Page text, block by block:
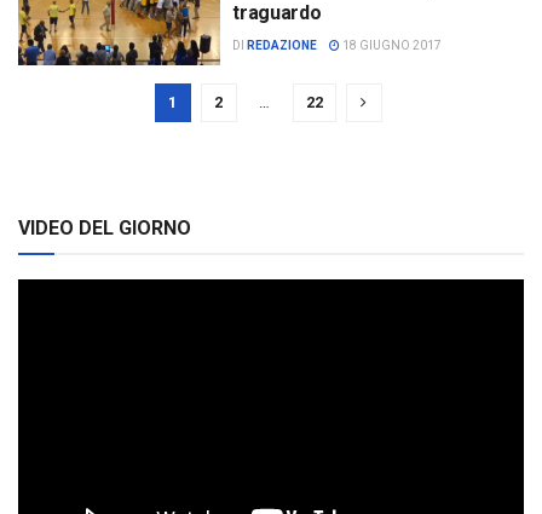
traguardo
DI REDAZIONE 18 GIUGNO 2017
1 2 22
VIDEO DEL GIORNO